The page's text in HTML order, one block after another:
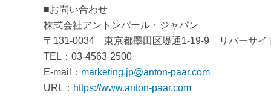
■お問い合わせ
株式会社アントンパール・ジャパン
〒131-0034 東京都墨田区堤通1-19-9 リバーサイ
TEL：03-4563-2500
E-mail： marketing.jp@anton-paar.com
URL： https://www.anton-paar.com